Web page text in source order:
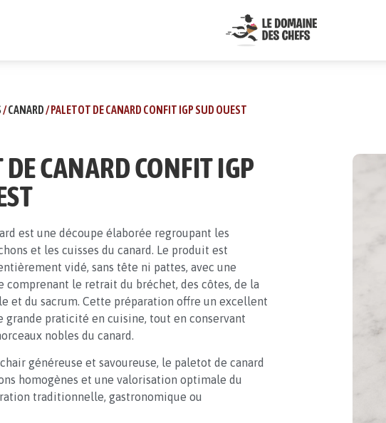
/CANARD/ PALETOT DE CANARD CONFIT IGP SUD OUEST
DE CANARD CONFIT IGP
est une découpe élaborée regroupant les
et les cuisses du canard. Le produit est
vidé, sans tête ni pattes, avec une
comprenant le retrait du bréchet, des côtes, de la
et du sacrum. Cette préparation offre un excellent
grande praticité en cuisine, tout en conservant
nobles du canard.
généreuse et savoureuse, le paletot de canard
homogènes et une valorisation optimale du
traditionnelle, gastronomique ou